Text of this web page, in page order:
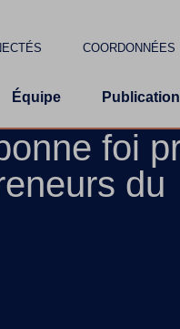
COORDONNÉES
Équipe
foi
du